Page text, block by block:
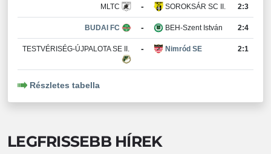
MLTC - SOROKSÁR SC II. 2:3
BUDAI FC - BEH-Szent István 2:4
TESTVÉRISÉG-ÚJPALOTA SE II. - Nimród SE 2:1
Részletes tabella
LEGFRISSEBB HÍREK